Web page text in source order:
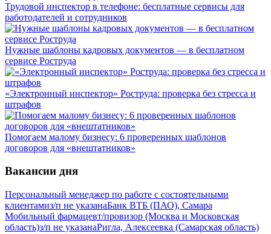
Трудовой инспектор в телефоне: бесплатные сервисы для
работодателей и сотрудников
Нужные шаблоны кадровых документов — в бесплатном
сервисе Роструда
«Электронный инспектор» Роструда: проверка без стресса и
штрафов
Помогаем малому бизнесу: 6 проверенных шаблонов
договоров для «внештатников»
Вакансии дня
Персональный менеджер по работе с состоятельными
клиентамиз/п не указанаБанк ВТБ (ПАО), Самара
Мобильный фармацевт/провизор (Москва и Московская
область)з/п не указанаРигла, Алексеевка (Самарская область)